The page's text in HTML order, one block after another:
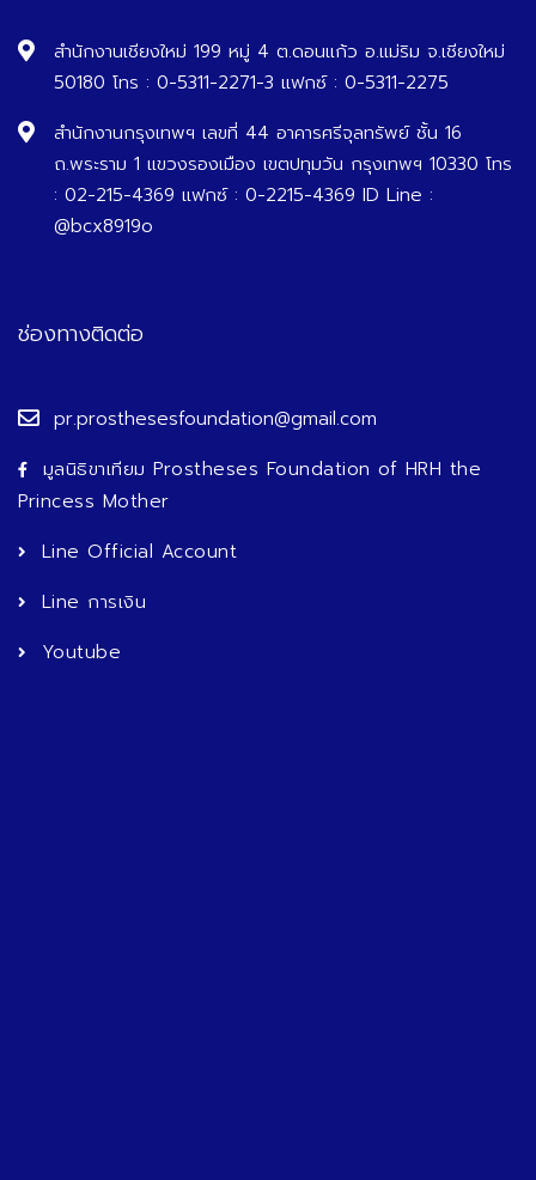
สำนักงานเชียงใหม่ 199 หมู่ 4 ต.ดอนแก้ว อ.แม่ริม จ.เชียงใหม่
50180 โทร : 0-5311-2271-3 แฟกซ์ : 0-5311-2275
สำนักงานกรุงเทพฯ เลขที่ 44 อาคารศรีจุลทรัพย์ ชั้น 16
ถ.พระราม 1 แขวงรองเมือง เขตปทุมวัน กรุงเทพฯ 10330 โทร
: 02-215-4369 แฟกซ์ : 0-2215-4369 ID Line :
@bcx8919o
ช่องทางติดต่อ
pr.prosthesesfoundation@gmail.com
มูลนิธิขาเทียม Prostheses Foundation of HRH the
Princess Mother
Line Official Account
Line การเงิน
Youtube